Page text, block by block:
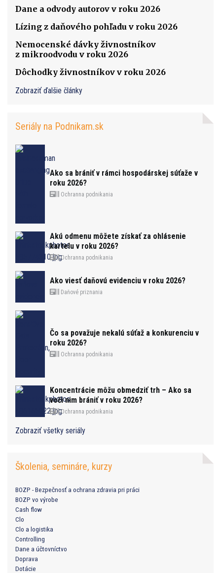
Dane a odvody autorov v roku 2026
Lízing z daňového pohľadu v roku 2026
Nemocenské dávky živnostníkov
z mikroodvodu v roku 2026
Dôchodky živnostníkov v roku 2026
Zobraziť ďalšie články
Seriály na Podnikam.sk
Ako sa brániť v rámci hospodárskej súťaže v
roku 2026?
Ochranna podnikania
Akú odmenu môžete získať za ohlásenie
kartelu v roku 2026?
Ochranna podnikania
Ako viesť daňovú evidenciu v roku 2026?
Daňové priznania
Čo sa považuje nekalú súťaž a konkurenciu v
roku 2026?
Ochranna podnikania
Koncentrácie môžu obmedziť trh – Ako sa
voči nim brániť v roku 2026?
Ochranna podnikania
Zobraziť všetky seriály
Školenia, semináre, kurzy
BOZP - Bezpečnosť a ochrana zdravia pri práci
BOZP vo výrobe
Cash flow
Clo
Clo a logistika
Controlling
Dane a účtovníctvo
Doprava
Dotácie